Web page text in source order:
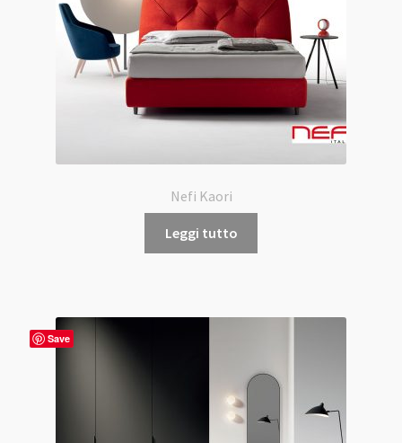
Nefi Kaori
Leggi tutto
Save